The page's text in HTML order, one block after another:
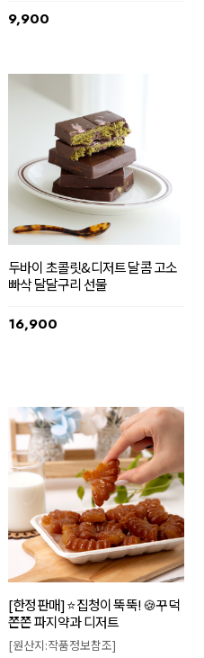
9,900
두바이 초콜릿&디저트 달콤 고소
빠삭 달달구리 선물
16,900
[한정판매] ⭐집청이 뚝뚝! 🍪꾸덕
쫀쫀 파지약과 디저트
[원산지:작품정보참조]